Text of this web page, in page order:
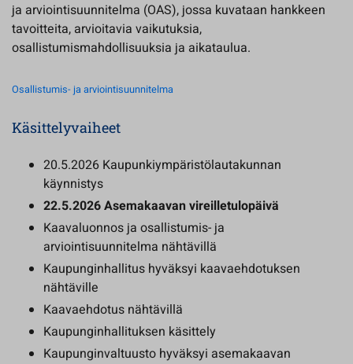
ja arviointisuunnitelma (OAS), jossa kuvataan hankkeen
tavoitteita, arvioitavia vaikutuksia,
osallistumismahdollisuuksia ja aikataulua.
Osallistumis- ja arviointisuunnitelma
Käsittelyvaiheet
20.5.2026 Kaupunkiympäristölautakunnan
käynnistys
22.5.2026 Asemakaavan vireilletulopäivä
Kaavaluonnos ja osallistumis- ja
arviointisuunnitelma nähtävillä
Kaupunginhallitus hyväksyi kaavaehdotuksen
nähtäville
Kaavaehdotus nähtävillä
Kaupunginhallituksen käsittely
Kaupunginvaltuusto hyväksyi asemakaavan